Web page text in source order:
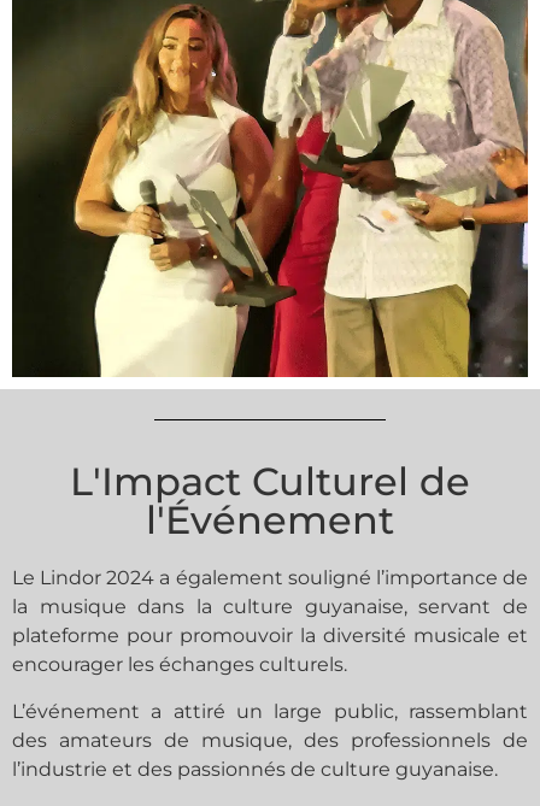
L'Impact Culturel de
l'Événement
Le Lindor 2024 a également souligné l’importance de
la musique dans la culture guyanaise, servant de
plateforme pour promouvoir la diversité musicale et
encourager les échanges culturels.
L’événement a attiré un large public, rassemblant
des amateurs de musique, des professionnels de
l’industrie et des passionnés de culture guyanaise.